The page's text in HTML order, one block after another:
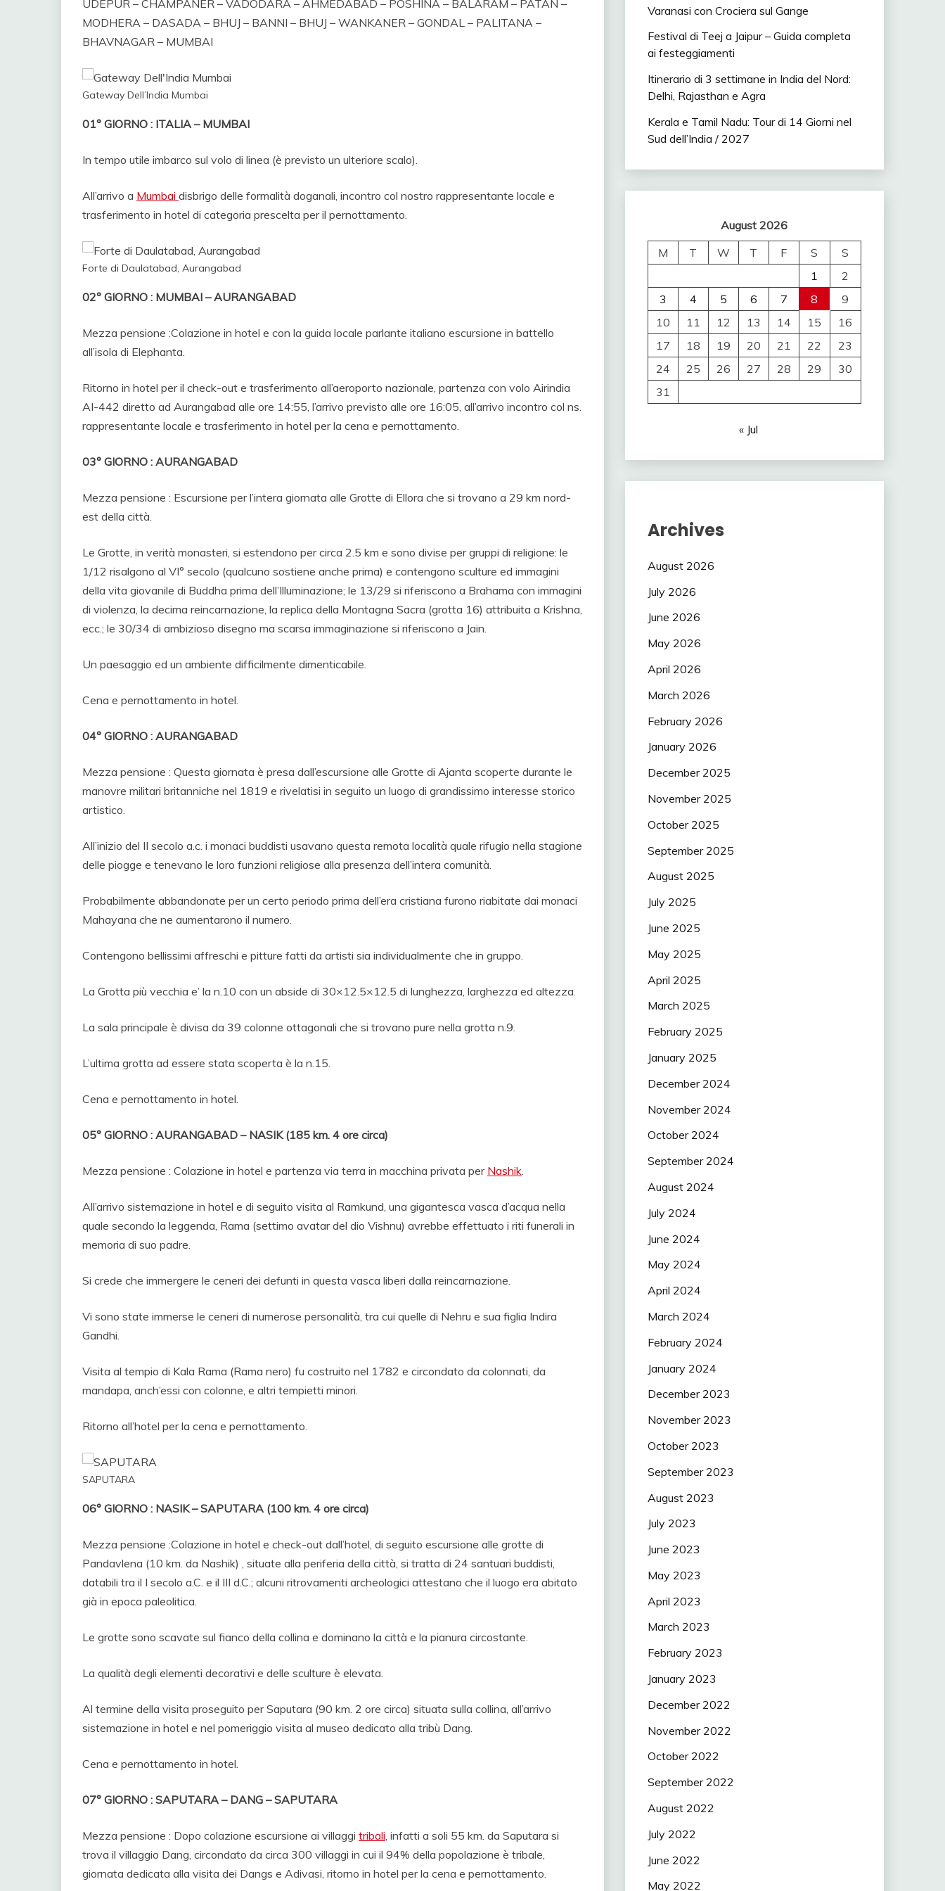
UDEPUR – CHAMPANER – VADODARA – AHMEDABAD – POSHINA – BALARAM – PATAN –
MODHERA – DASADA – BHUJ – BANNI – BHUJ – WANKANER – GONDAL – PALITANA –
BHAVNAGAR – MUMBAI
Gateway Dell’India Mumbai
01° GIORNO : ITALIA – MUMBAI
In tempo utile imbarco sul volo di linea (è previsto un ulteriore scalo).
All’arrivo a Mumbai disbrigo delle formalità doganali, incontro col nostro rappresentante locale e
trasferimento in hotel di categoria prescelta per il pernottamento.
Forte di Daulatabad, Aurangabad
02° GIORNO : MUMBAI – AURANGABAD
Mezza pensione :Colazione in hotel e con la guida locale parlante italiano escursione in battello
all’isola di Elephanta.
Ritorno in hotel per il check-out e trasferimento all’aeroporto nazionale, partenza con volo Airindia
AI-442 diretto ad Aurangabad alle ore 14:55, l’arrivo previsto alle ore 16:05, all’arrivo incontro col ns.
rappresentante locale e trasferimento in hotel per la cena e pernottamento.
03° GIORNO : AURANGABAD
Mezza pensione : Escursione per l’intera giornata alle Grotte di Ellora che si trovano a 29 km nord-
est della città.
Le Grotte, in verità monasteri, si estendono per circa 2.5 km e sono divise per gruppi di religione: le
1/12 risalgono al VI° secolo (qualcuno sostiene anche prima) e contengono sculture ed immagini
della vita giovanile di Buddha prima dell’Illuminazione; le 13/29 si riferiscono a Brahama con immagini
di violenza, la decima reincarnazione, la replica della Montagna Sacra (grotta 16) attribuita a Krishna,
ecc.; le 30/34 di ambizioso disegno ma scarsa immaginazione si riferiscono a Jain.
Un paesaggio ed un ambiente difficilmente dimenticabile.
Cena e pernottamento in hotel.
04° GIORNO : AURANGABAD
Mezza pensione : Questa giornata è presa dall’escursione alle Grotte di Ajanta scoperte durante le
manovre militari britanniche nel 1819 e rivelatisi in seguito un luogo di grandissimo interesse storico
artistico.
All’inizio del II secolo a.c. i monaci buddisti usavano questa remota località quale rifugio nella stagione
delle piogge e tenevano le loro funzioni religiose alla presenza dell’intera comunità.
Probabilmente abbandonate per un certo periodo prima dell’era cristiana furono riabitate dai monaci
Mahayana che ne aumentarono il numero.
Contengono bellissimi affreschi e pitture fatti da artisti sia individualmente che in gruppo.
La Grotta più vecchia e’ la n.10 con un abside di 30×12.5×12.5 di lunghezza, larghezza ed altezza.
La sala principale è divisa da 39 colonne ottagonali che si trovano pure nella grotta n.9.
L’ultima grotta ad essere stata scoperta è la n.15.
Cena e pernottamento in hotel.
05° GIORNO : AURANGABAD – NASIK (185 km. 4 ore circa)
Mezza pensione : Colazione in hotel e partenza via terra in macchina privata per Nashik.
All’arrivo sistemazione in hotel e di seguito visita al Ramkund, una gigantesca vasca d’acqua nella
quale secondo la leggenda, Rama (settimo avatar del dio Vishnu) avrebbe effettuato i riti funerali in
memoria di suo padre.
Si crede che immergere le ceneri dei defunti in questa vasca liberi dalla reincarnazione.
Vi sono state immerse le ceneri di numerose personalità, tra cui quelle di Nehru e sua figlia Indira
Gandhi.
Visita al tempio di Kala Rama (Rama nero) fu costruito nel 1782 e circondato da colonnati, da
mandapa, anch’essi con colonne, e altri tempietti minori.
Ritorno all’hotel per la cena e pernottamento.
SAPUTARA
06° GIORNO : NASIK – SAPUTARA (100 km. 4 ore circa)
Mezza pensione :Colazione in hotel e check-out dall’hotel, di seguito escursione alle grotte di
Pandavlena (10 km. da Nashik) , situate alla periferia della città, si tratta di 24 santuari buddisti,
databili tra il I secolo a.C. e il III d.C.; alcuni ritrovamenti archeologici attestano che il luogo era abitato
già in epoca paleolitica.
Le grotte sono scavate sul fianco della collina e dominano la città e la pianura circostante.
La qualità degli elementi decorativi e delle sculture è elevata.
Al termine della visita proseguito per Saputara (90 km. 2 ore circa) situata sulla collina, all’arrivo
sistemazione in hotel e nel pomeriggio visita al museo dedicato alla tribù Dang.
Cena e pernottamento in hotel.
07° GIORNO : SAPUTARA – DANG – SAPUTARA
Mezza pensione : Dopo colazione escursione ai villaggi tribali, infatti a soli 55 km. da Saputara si
trova il villaggio Dang, circondato da circa 300 villaggi in cui il 94% della popolazione è tribale,
giornata dedicata alla visita dei Dangs e Adivasi, ritorno in hotel per la cena e pernottamento.
Varanasi con Crociera sul Gange
Festival di Teej a Jaipur – Guida completa
ai festeggiamenti
Itinerario di 3 settimane in India del Nord:
Delhi, Rajasthan e Agra
Kerala e Tamil Nadu: Tour di 14 Giorni nel
Sud dell’India / 2027
August 2026
M
T W T F S
S
1
2
3
4 5 6 7 8
9
10
11 12 13 14 15
16
17
18 19 20 21 22
23
24
25 26 27 28 29
30
31
« Jul
Archives
August 2026
July 2026
June 2026
May 2026
April 2026
March 2026
February 2026
January 2026
December 2025
November 2025
October 2025
September 2025
August 2025
July 2025
June 2025
May 2025
April 2025
March 2025
February 2025
January 2025
December 2024
November 2024
October 2024
September 2024
August 2024
July 2024
June 2024
May 2024
April 2024
March 2024
February 2024
January 2024
December 2023
November 2023
October 2023
September 2023
August 2023
July 2023
June 2023
May 2023
April 2023
March 2023
February 2023
January 2023
December 2022
November 2022
October 2022
September 2022
August 2022
July 2022
June 2022
May 2022